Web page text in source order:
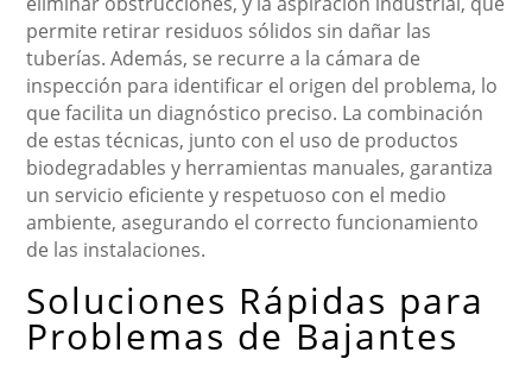
permite retirar residuos sólidos sin dañar las
tuberías. Además, se recurre a la cámara de
inspección para identificar el origen del problema, lo
que facilita un diagnóstico preciso. La combinación
de estas técnicas, junto con el uso de productos
biodegradables y herramientas manuales, garantiza
un servicio eficiente y respetuoso con el medio
ambiente, asegurando el correcto funcionamiento
de las instalaciones.
Soluciones Rápidas para
Problemas de Bajantes